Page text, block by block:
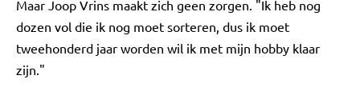
Maar Joop Vrins maakt zich geen zorgen. "Ik heb nog
dozen vol die ik nog moet sorteren, dus ik moet
tweehonderd jaar worden wil ik met mijn hobby klaar
zijn."